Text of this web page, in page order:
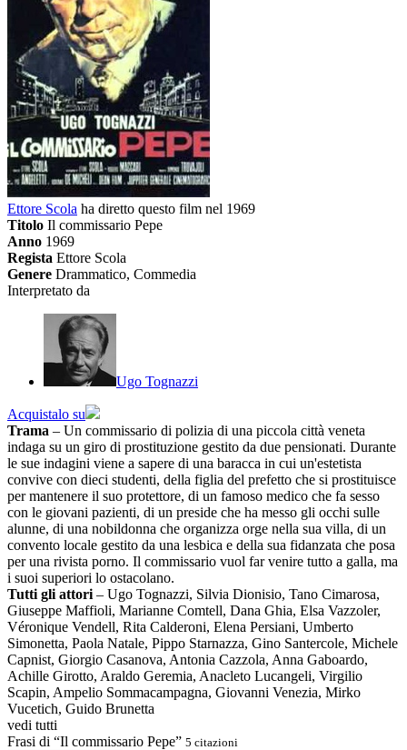
Ettore Scola ha diretto questo film nel 1969
Titolo Il commissario Pepe
Anno 1969
Regista Ettore Scola
Genere Drammatico, Commedia
Interpretato da
Ugo Tognazzi
Acquistalo su
Trama – Un commissario di polizia di una piccola città veneta
indaga su un giro di prostituzione gestito da due pensionati. Durante
le sue indagini viene a sapere di una baracca in cui un'estetista
convive con dieci studenti, della figlia del prefetto che si prostituisce
per mantenere il suo protettore, di un famoso medico che fa sesso
con le giovani pazienti, di un preside che ha messo gli occhi sulle
alunne, di una nobildonna che organizza orge nella sua villa, di un
convento locale gestito da una lesbica e della sua fidanzata che posa
per una rivista porno. Il commissario vuol far venire tutto a galla, ma
i suoi superiori lo ostacolano.
Tutti gli attori – Ugo Tognazzi, Silvia Dionisio, Tano Cimarosa,
Giuseppe Maffioli, Marianne Comtell, Dana Ghia, Elsa Vazzoler,
Véronique Vendell, Rita Calderoni, Elena Persiani, Umberto
Simonetta, Paola Natale, Pippo Starnazza, Gino Santercole, Michele
Capnist, Giorgio Casanova, Antonia Cazzola, Anna Gaboardo,
Achille Girotto, Araldo Geremia, Anacleto Lucangeli, Virgilio
Scapin, Ampelio Sommacampagna, Giovanni Venezia, Mirko
Vucetich, Guido Brunetta
vedi tutti
Frasi di “Il commissario Pepe” 5 citazioni